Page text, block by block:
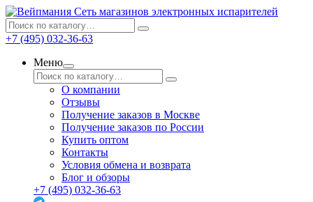
Сеть магазинов электронных испарителей
+7 (495) 032-36-63
Меню
О компании
Отзывы
Получение заказов в Москве
Получение заказов по России
Купить оптом
Контакты
Условия обмена и возврата
Блог и обзоры
+7 (495) 032-36-63